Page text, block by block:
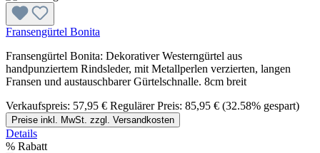
Fransengürtel Bonita
Fransengürtel Bonita: Dekorativer Westerngürtel aus
handpunziertem Rindsleder, mit Metallperlen verzierten, langen
Fransen und austauschbarer Gürtelschnalle. 8cm breit
Verkaufspreis: 57,95 € Regulärer Preis: 85,95 € (32.58% gespart)
Preise inkl. MwSt. zzgl. Versandkosten
Details
% Rabatt